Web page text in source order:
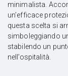
minimalista.
un’efficace
questa scelta si
simboleggiando
stabilendo un
nell’ospitalità.